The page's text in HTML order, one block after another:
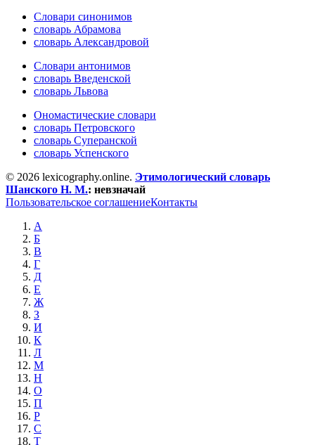
Словари синонимов
словарь Абрамова
словарь Александровой
Словари антонимов
словарь Введенской
словарь Львова
Ономастические словари
словарь Петровского
словарь Суперанской
словарь Успенского
© 2026 lexicography.online. Этимологический словарь
Шанского Н. М.: невзначай
Пользовательское соглашениеКонтакты
А
Б
В
Г
Д
Е
Ж
З
И
К
Л
М
Н
О
П
Р
С
Т